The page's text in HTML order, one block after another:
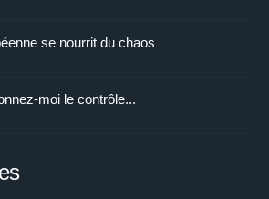
se nourrit du chaos
moi le contrôle...